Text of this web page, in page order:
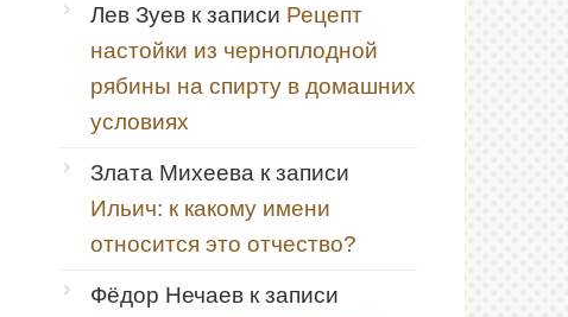
Лев Зуев к записи Рецепт
настойки из черноплодной
рябины на спирту в домашних
условиях
Злата Михеева к записи
Ильич: к какому имени
относится это отчество?
Фёдор Нечаев к записи